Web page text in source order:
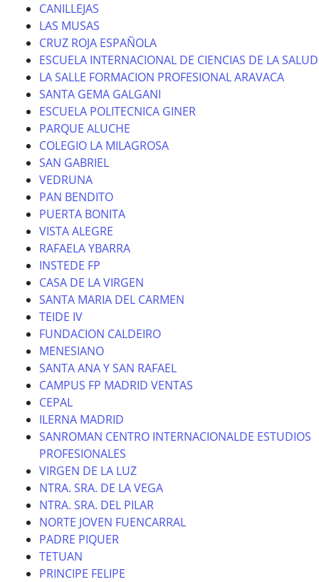
CANILLEJAS
LAS MUSAS
CRUZ ROJA ESPAÑOLA
ESCUELA INTERNACIONAL DE CIENCIAS DE LA SALUD
LA SALLE FORMACION PROFESIONAL ARAVACA
SANTA GEMA GALGANI
ESCUELA POLITECNICA GINER
PARQUE ALUCHE
COLEGIO LA MILAGROSA
SAN GABRIEL
VEDRUNA
PAN BENDITO
PUERTA BONITA
VISTA ALEGRE
RAFAELA YBARRA
INSTEDE FP
CASA DE LA VIRGEN
SANTA MARIA DEL CARMEN
TEIDE IV
FUNDACION CALDEIRO
MENESIANO
SANTA ANA Y SAN RAFAEL
CAMPUS FP MADRID VENTAS
CEPAL
ILERNA MADRID
SANROMAN CENTRO INTERNACIONALDE ESTUDIOS
PROFESIONALES
VIRGEN DE LA LUZ
NTRA. SRA. DE LA VEGA
NTRA. SRA. DEL PILAR
NORTE JOVEN FUENCARRAL
PADRE PIQUER
TETUAN
PRINCIPE FELIPE